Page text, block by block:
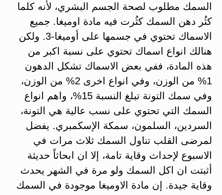
السمك مطلوب لصحة الجسم البشري، لأنه كلما
كثُر دهن السمك كثُرت فيه مادة اوميغا. جميع
الاسماك تحتوي في جسمها على أوميغا-3. ولكن
هنالك انواع اسماك تحتوي على نسبة اكبر من
هذه المادة، ففي بعض الاسماك تشكل الدهون
1% من الوزن، وفي انواع اخرى 2% من الوزن،
وفي سمك التونة تبلغ النسبة 15%، واهم انواع
السمك التي تحتوي على نسب عالية هي التونة،
السردين، السلمون، سمكة الإسكمبري. يفضل
لمرضى القلب تناول السمك ثلاث مرات في
الاسبوع لإحداث وقاية تامة، إلا ان ابحاثاً حديثة
أثبتت ان اكل السمك ولو مرة في الشهر يحدث
وقاية جيدة. إن مادة الاوميغا موجودة في السمك